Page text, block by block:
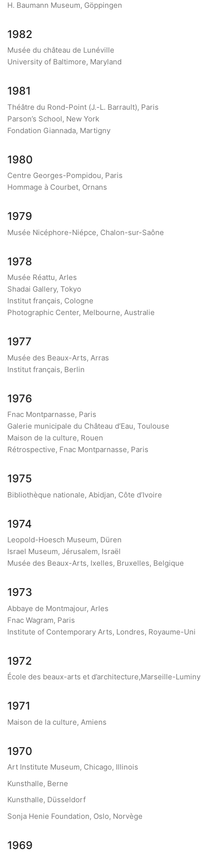
H. Baumann Museum, Göppingen
1982
Musée du château de Lunéville
University of Baltimore, Maryland
1981
Théâtre du Rond-Point (J.-L. Barrault), Paris
Parson’s School, New York
Fondation Giannada, Martigny
1980
Centre Georges-Pompidou, Paris
Hommage à Courbet, Ornans
1979
Musée Nicéphore-Niépce, Chalon-sur-Saône
1978
Musée Réattu, Arles
Shadai Gallery, Tokyo
Institut français, Cologne
Photographic Center, Melbourne, Australie
1977
Musée des Beaux-Arts, Arras
Institut français, Berlin
1976
Fnac Montparnasse, Paris
Galerie municipale du Château d’Eau, Toulouse
Maison de la culture, Rouen
Rétrospective, Fnac Montparnasse, Paris
1975
Bibliothèque nationale, Abidjan, Côte d’Ivoire
1974
Leopold-Hoesch Museum, Düren
Israel Museum, Jérusalem, Israël
Musée des Beaux-Arts, Ixelles, Bruxelles, Belgique
1973
Abbaye de Montmajour, Arles
Fnac Wagram, Paris
Institute of Contemporary Arts, Londres, Royaume-Uni
1972
École des beaux-arts et d’architecture,Marseille-Luminy
1971
Maison de la culture, Amiens
1970
Art Institute Museum, Chicago, Illinois
Kunsthalle, Berne
Kunsthalle, Düsseldorf
Sonja Henie Foundation, Oslo, Norvège
1969